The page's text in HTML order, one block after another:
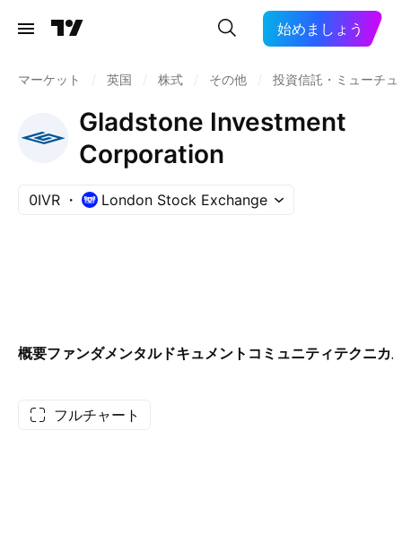
始めましょう
マーケット 英国 株式 その他 投資信託・ミューチ
Gladstone Investment
Corporation
0IVR London Stock Exchange
概要ファンダメンタルドキュメント コミュニティテクニカ
フルチャート